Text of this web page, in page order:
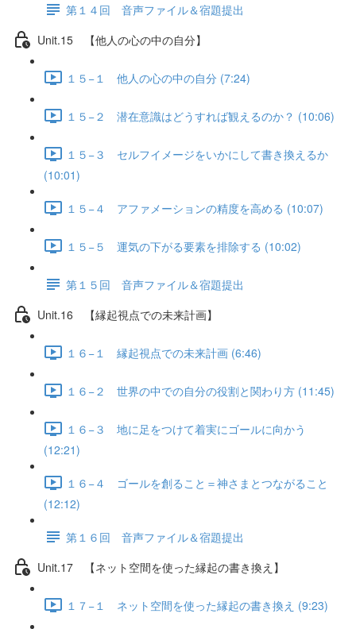
第１４回 音声ファイル＆宿題提出
Unit.15 【他人の心の中の自分】
１５−１ 他人の心の中の自分 (7:24)
１５−２ 潜在意識はどうすれば観えるのか？ (10:06)
１５−３ セルフイメージをいかにして書き換えるか
(10:01)
１５−４ アファメーションの精度を高める (10:07)
１５−５ 運気の下がる要素を排除する (10:02)
第１５回 音声ファイル＆宿題提出
Unit.16 【縁起視点での未来計画】
１６−１ 縁起視点での未来計画 (6:46)
１６−２ 世界の中での自分の役割と関わり方 (11:45)
１６−３ 地に足をつけて着実にゴールに向かう
(12:21)
１６−４ ゴールを創ること＝神さまとつながること
(12:12)
第１６回 音声ファイル＆宿題提出
Unit.17 【ネット空間を使った縁起の書き換え】
１７−１ ネット空間を使った縁起の書き換え (9:23)